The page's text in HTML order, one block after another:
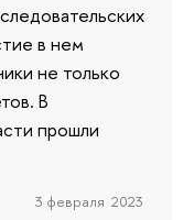
в нем
не только
В
прошли
3 февраля 2023